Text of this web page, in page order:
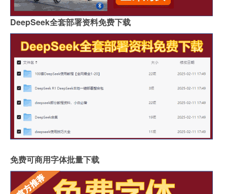
DeepSeek全套部署资料免费下载
免费可商用字体批量下载